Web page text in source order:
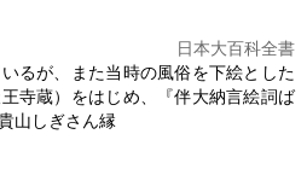
日本大百科全書
るが、また当時の風俗を下絵とした
寺蔵）をはじめ、『伴大納言絵詞ば
山しぎさん縁